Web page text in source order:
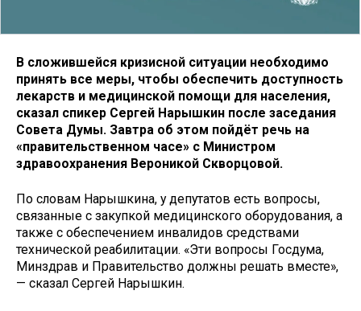
В сложившейся кризисной ситуации необходимо
принять все меры, чтобы обеспечить доступность
лекарств и медицинской помощи для населения,
сказал спикер Сергей Нарышкин после заседания
Совета Думы. Завтра об этом пойдёт речь на
«правительственном часе» с Министром
здравоохранения Вероникой Скворцовой.
По словам Нарышкина, у депутатов есть вопросы,
связанные с закупкой медицинского оборудования, а
также с обеспечением инвалидов средствами
технической реабилитации. «Эти вопросы Госдума,
Минздрав и Правительство должны решать вместе»,
— сказал Сергей Нарышкин.